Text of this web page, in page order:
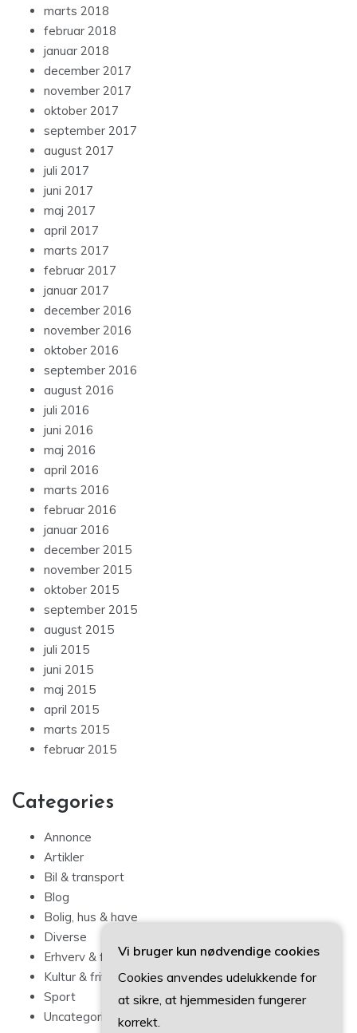
marts 2018
februar 2018
januar 2018
december 2017
november 2017
oktober 2017
september 2017
august 2017
juli 2017
juni 2017
maj 2017
april 2017
marts 2017
februar 2017
januar 2017
december 2016
november 2016
oktober 2016
september 2016
august 2016
juli 2016
juni 2016
maj 2016
april 2016
marts 2016
februar 2016
januar 2016
december 2015
november 2015
oktober 2015
september 2015
august 2015
juli 2015
juni 2015
maj 2015
april 2015
marts 2015
februar 2015
Categories
Annonce
Artikler
Bil & transport
Blog
Bolig, hus & have
Diverse
Erhverv & forbrug
Kultur & fritid
Sport
Uncategorized
Vi bruger kun nødvendige cookies
Cookies anvendes udelukkende for
at sikre, at hjemmesiden fungerer
korrekt.